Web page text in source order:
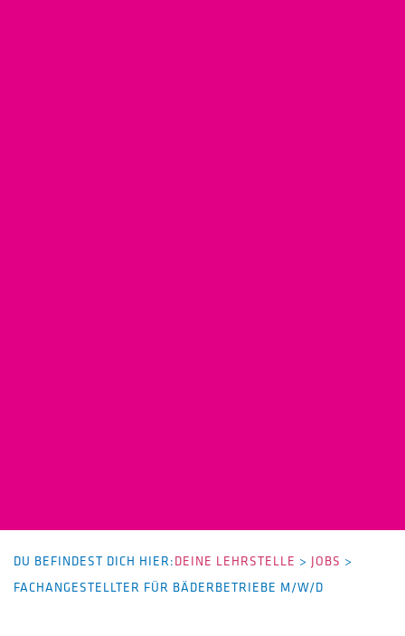
DU BEFINDEST DICH HIER:DEINE LEHRSTELLE > JOBS >
FACHANGESTELLTER FÜR BÄDERBETRIEBE M/W/D